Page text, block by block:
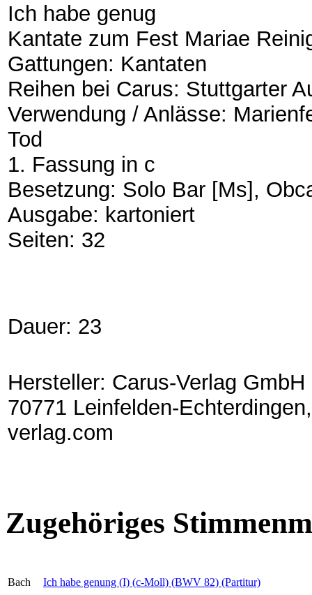
Ich habe genug
Kantate zum Fest Mariae
Gattungen: Kantaten
Reihen bei Carus: Stuttgarter
Verwendung / Anlässe:
Tod
1. Fassung in c
Besetzung: Solo Bar [Ms],
Ausgabe: kartoniert
Seiten: 32
Dauer: 23
Hersteller: Carus-Verlag
70771 Leinfelden-
verlag.com
Zugehöriges
Bach Ich habe genung (I) (c-Moll) (BWV 82) (Partitur)